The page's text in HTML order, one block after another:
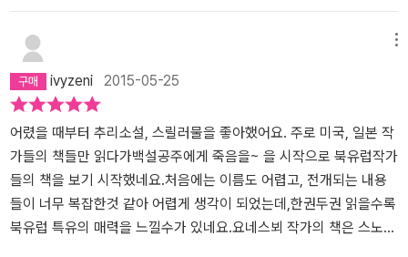
발견한 별 모양의 다이아몬드와 관계도 있고 말이야. 자, 이제 그러면
별의 꼭지점의 3군데에서 살인 사건이 발생했으니, 그 다음은 장소는
알 수 있었겠지. 별의 다섯 개 꼭지점 위치 중두 군데.. 그 중에 한 곳.
그 전의 사건들이 5일 간격으로 일어났고 일어난 시간대도 동일했기
때문에 잠복만 하면 범인을 잡을 수 있다고 생각했어. 그 한 지점은 어
떤 학교의 기숙사였고, 나머지 한 지점은 어떤 노파가살고 있는 곳이
었어. 지금까지 희생자를 봤을 때, 젊은 여자들이많은 기숙자가 확률
이 높았어. 그곳에 CCTV를 설치하고경찰 병력들이 모두 동원해서
숨어 있었어. 그런데, 시간이지났지만 너무 조용했어. 한편, 노부인이
있던 곳에는 베아테 뢴이라는 여자 경찰만 혼자 출동했어. 베아테는
살인 사건은 5일 간격으로 여성의 손가락이 잘려 나가고, 거기에는
빨간 별 모양의 다이아몬드가 남겨진다.오슬로를 중심으로 악마의 별
인 데빌스 스타가 그려지고 그 별의 가장자리에서 발생하는 살인사
건.누가, 왜, 무엇때문에.... 사이코 패스 아니면 소시오 패스의 짓일
까....전편에서 해리 홀레와 호흡이 잘 맞던 동료인 엘렌을 잃어야만
했던 해리 홀레, 그래서 결코 가까워 질 수 없는 톰 블레르와 한 팀이
되어 이 사건을 해결해 나간다.후반부에 접어 들면서 독자들은 충격
적인 사실에 경악을 금치 못한다. 전편에서 해결되지 못한 미스터리
까지 속시원하게 그 의문점을 찾아준다. 소설의 배경인 오슬로는 겨
울 보다 휴가를 떠난 여름이 더 살벌하게 느껴지는 <데빌스 스타>'요
연함을 떨져낼 수가 없다. 이 책이 590쪽에 달하는 방대한 분량이라
는 것 때문이기도 하겠지만, 주말을 너무 바쁘게 보낸 탓인지 여간 힘
들게 진도를 나가고 있음을 인정할 수 밖에 없다. 이미 초반부터 톰 볼
레르가 범인이라는 단정 하에 이야기를 풀어내고 있어서 강력반의
책임자인 비아르네 묄뢰르의 후임자로 주목받는 거물 볼레르를 어떻
게 끌어내릴 것인지에 주목하면서 읽었다.긴 겨울의 기억조차 잊게
하는 한여름의 오슬로. 한낮의 열기 속에서 첫 살인사건이 발생한다.
손가락이 잘린 채 아파트에서 발견된 첫 번째 여성 희생자는 카밀라
로엔이다. 특이한 것은 그녀의 눈꺼풀 속에서 별 모양의 붉은 다이아
몬드가 발견되었다는 것이다. 얼마 후 또 다른 실종자인 리스베트 발
ivyzeni 2015-05-25
어렸을 때부터 추리소설, 스릴러물을 좋아했어요. 주로 미국, 일본 작
가들의 책들만 읽다가백설공주에게 죽음을~ 을 시작으로 북유럽작가
들의 책을 보기 시작했네요.처음에는 이름도 어렵고, 전개되는 내용
들이 너무 복잡한것 같아 어렵게 생각이 되었는데,한권두권 읽을수록
북유럽 특유의 매력을 느낄수가 있네요.요네스뵈 작가의 책은 스노우